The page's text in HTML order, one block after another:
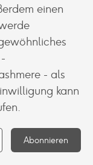
einen
- als
kann